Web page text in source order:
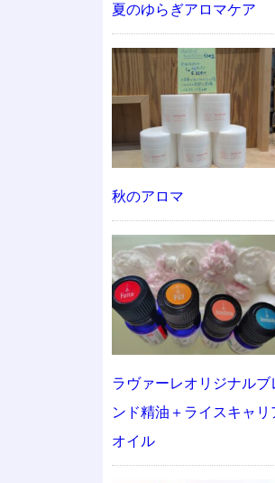
夏のゆらぎアロマケア
秋のアロマ
ラヴァーレオリジナルブ
ンド精油＋ライスキャリ
オイル